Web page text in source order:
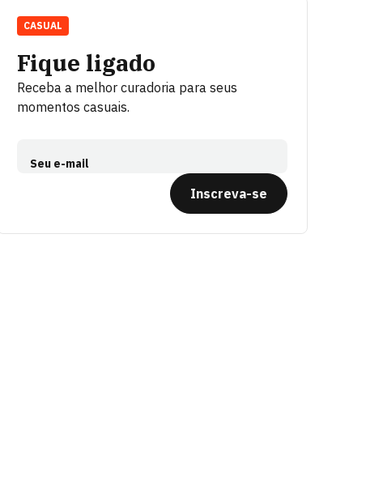
Fique ligado
Receba a melhor curadoria para seus
momentos casuais.
Seu e-mail
Inscreva-se
CASUAL